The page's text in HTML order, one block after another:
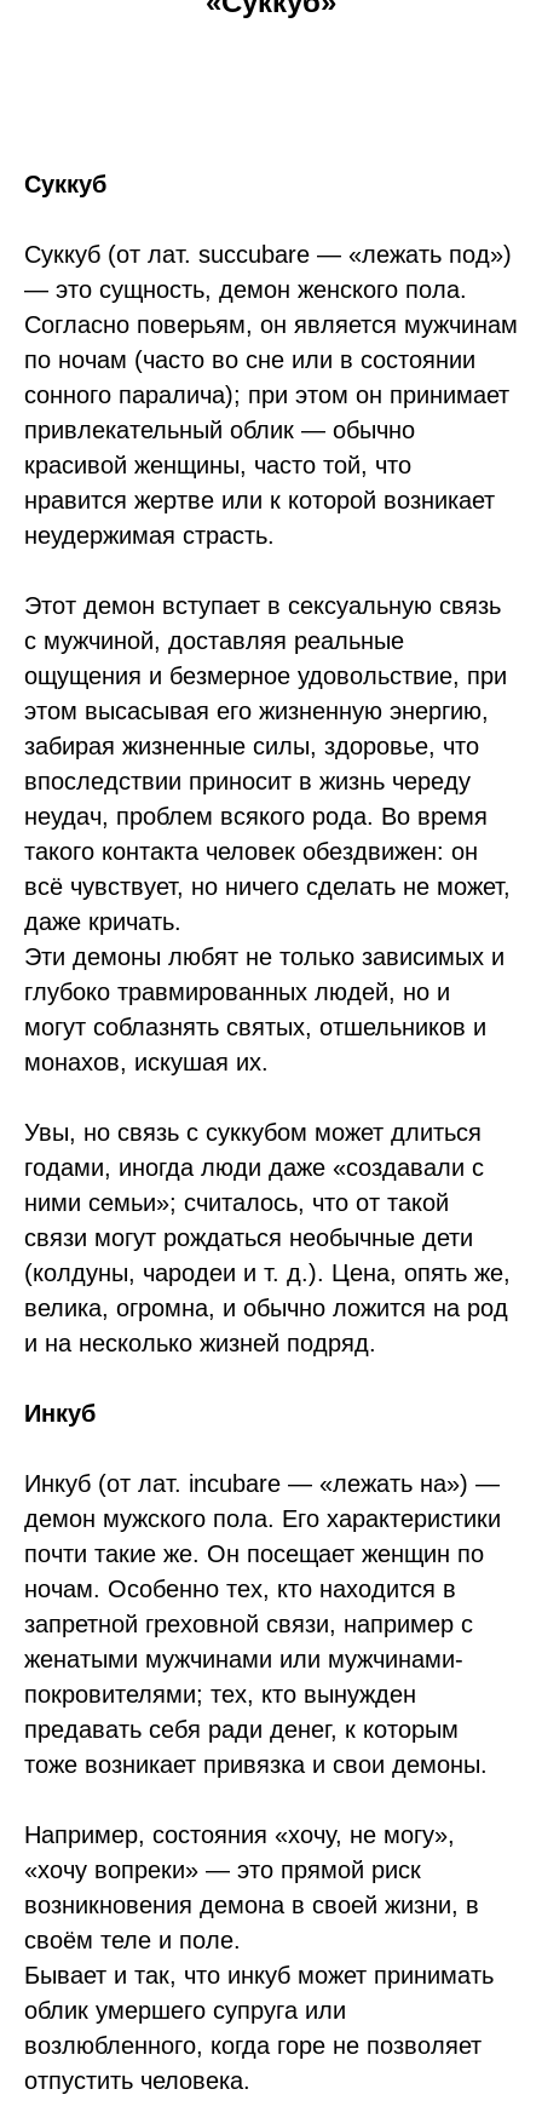
Суккуб
Суккуб (от лат. succubare — «лежать под»)
— это сущность, демон женского пола.
Согласно поверьям, он является мужчинам
по ночам (часто во сне или в состоянии
сонного паралича); при этом он принимает
привлекательный облик — обычно
красивой женщины, часто той, что
нравится жертве или к которой возникает
неудержимая страсть.
Этот демон вступает в сексуальную связь
с мужчиной, доставляя реальные
ощущения и безмерное удовольствие, при
этом высасывая его жизненную энергию,
забирая жизненные силы, здоровье, что
впоследствии приносит в жизнь череду
неудач, проблем всякого рода. Во время
такого контакта человек обездвижен: он
всё чувствует, но ничего сделать не может,
даже кричать.
Эти демоны любят не только зависимых и
глубоко травмированных людей, но и
могут соблазнять святых, отшельников и
монахов, искушая их.
Увы, но связь с суккубом может длиться
годами, иногда люди даже «создавали с
ними семьи»; считалось, что от такой
связи могут рождаться необычные дети
(колдуны, чародеи и т. д.). Цена, опять же,
велика, огромна, и обычно ложится на род
и на несколько жизней подряд.
Инкуб
Инкуб (от лат. incubare — «лежать на») —
демон мужского пола. Его характеристики
почти такие же. Он посещает женщин по
ночам. Особенно тех, кто находится в
запретной греховной связи, например с
женатыми мужчинами или мужчинами-
покровителями; тех, кто вынужден
предавать себя ради денег, к которым
тоже возникает привязка и свои демоны.
Например, состояния «хочу, не могу»,
«хочу вопреки» — это прямой риск
возникновения демона в своей жизни, в
своём теле и поле.
Бывает и так, что инкуб может принимать
облик умершего супруга или
возлюбленного, когда горе не позволяет
отпустить человека.